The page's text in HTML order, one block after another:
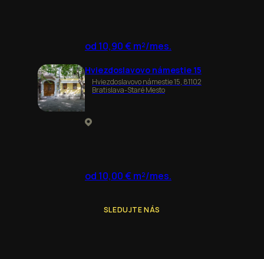
od 10,90 € m²/mes.
Hviezdoslavovo námestie 15
Hviezdoslavovo námestie 15, 81102
Bratislava-Staré Mesto
od 10,00 € m²/mes.
SLEDUJTE NÁS